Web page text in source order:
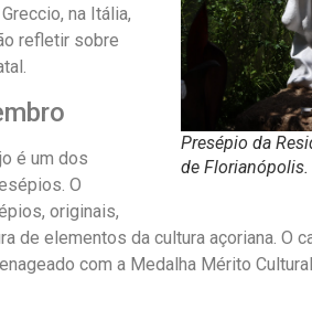
Presépio da
de Florianópolis.
na Itália,
refletir sobre
é um dos
O
originais,
de elementos da cultura açoriana. O
com a Medalha Mérito